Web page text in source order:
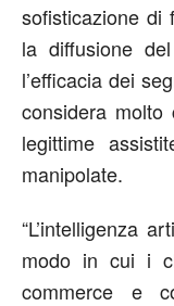
sofisticazione di
la diffusione
l’efficacia dei
considera molto
legittime
manipolate.
“L’intelligenza
modo in cui i
commerce e